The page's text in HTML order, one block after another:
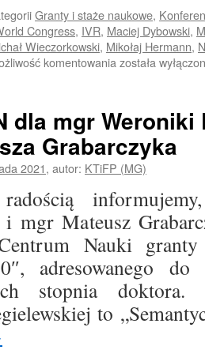
Granty i staże naukowe,
Congress, IVR, Maciej Dybowski,
Wieczorkowski, Mikołaj Hermann,
komentowania Członkowie
Kongresie
IVR
w
Bukareszcie
została
dla mgr
Grabarczyka
2021, autor: KTiFP (MG)
i mgr Mateusz
Nauki
adresowanego do
stopnia
to